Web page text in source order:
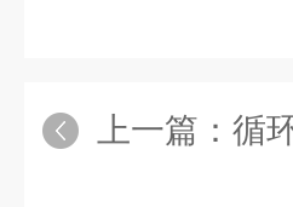
上一篇： 循